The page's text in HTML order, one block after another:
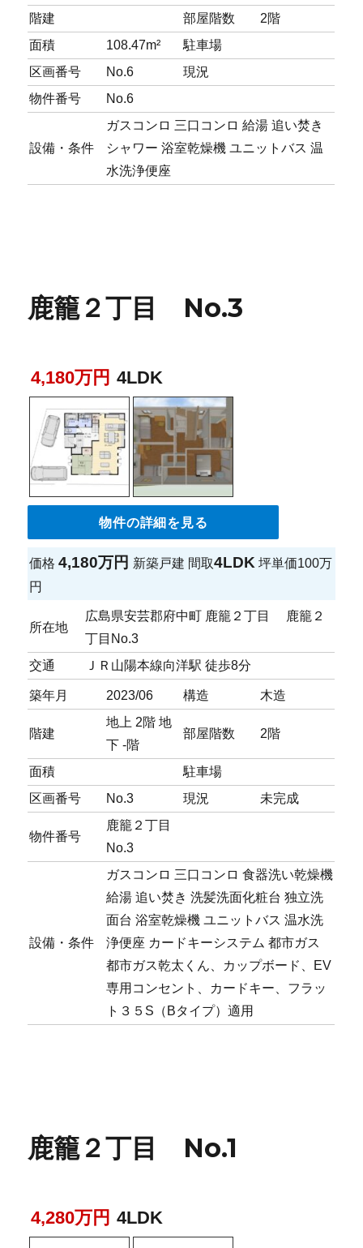
階建
部屋階数
2階
面積
108.47m²
駐車場
区画番号
No.6
現況
物件番号
No.6
設備・条件
ガスコンロ 三口コンロ 給湯 追い焚き
シャワー 浴室乾燥機 ユニットバス 温
水洗浄便座
鹿籠２丁目 No.3
4,180万円 4LDK
物件の詳細を見る
価格 4,180万円 新築戸建 間取4LDK 坪単価100万
円
所在地
広島県安芸郡府中町 鹿籠２丁目 鹿籠２
丁目No.3
交通
ＪＲ山陽本線向洋駅 徒歩8分
築年月 2023/06 構造 木造
階建
地上 2階 地
下 -階
部屋階数 2階
面積
駐車場
区画番号
No.3 現況 未完成
物件番号
鹿籠２丁目
No.3
設備・条件
ガスコンロ 三口コンロ 食器洗い乾燥機
給湯 追い焚き 洗髪洗面化粧台 独立洗
面台 浴室乾燥機 ユニットバス 温水洗
浄便座 カードキーシステム 都市ガス
都市ガス乾太くん、カップボード、EV
専用コンセント、カードキー、フラッ
ト３５S（Bタイプ）適用
鹿籠２丁目 No.1
4,280万円 4LDK